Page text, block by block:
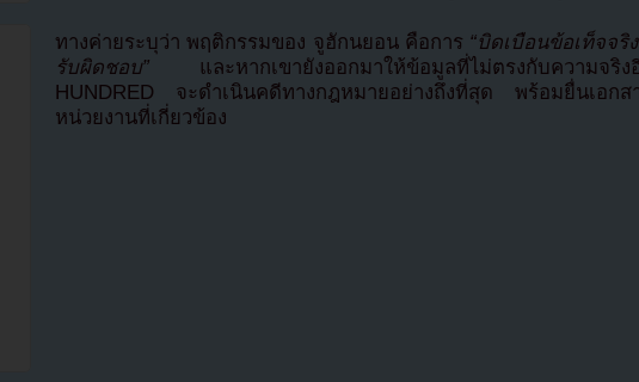
ทางค่ายระบุว่า พฤติกรรมของ จูฮักนยอน คือการ “บิดเบือนข้อเท็จจริ
รับผิดชอบ” และหากเขายังออกมาให้ข้อมูลที่ไม่ตรงกับความ
HUNDRED จะดำเนินคดีทางกฎหมายอย่างถึงที่สุด พร้อมยื่นเอกส
หน่วยงานที่เกี่ยวข้อง